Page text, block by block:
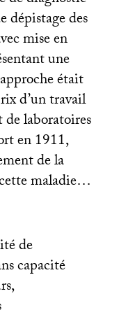
dépistage des
mise en
une
était
d’un travail
de laboratoires
en 1911,
de la
maladie…
de
capacité